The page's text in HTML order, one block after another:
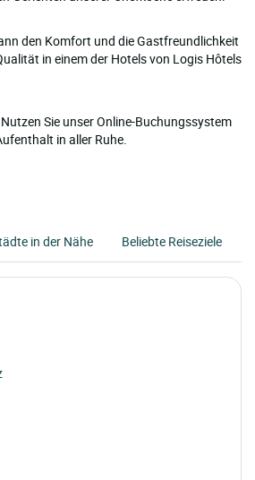
den Komfort und die Gastfreundlichkeit
in einem der Hotels von Logis Hôtels
Sie unser Online-Buchungssystem
in aller Ruhe.
in der Nähe Beliebte Reiseziele